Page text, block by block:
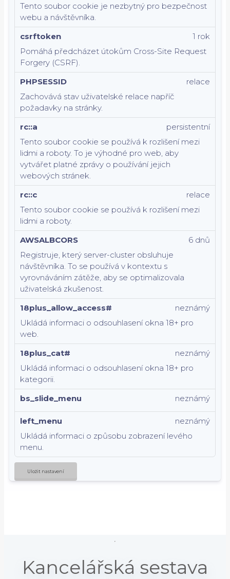
Tento soubor cookie je nezbytný pro bezpečnost
webu a návštěvníka.
csrftoken
Pomáhá předcházet útokům Cross-Site Request
Forgery (CSRF).
1 rok
PHPSESSID
Zachovává stav uživatelské relace napříč
požadavky na stránky.
relace
rc::a
Tento soubor cookie se používá k rozlišení mezi
lidmi a roboty. To je výhodné pro web, aby
vytvářet platné zprávy o používání jejich
webových stránek.
persistentní
rc::c
Tento soubor cookie se používá k rozlišení mezi
lidmi a roboty.
relace
AWSALBCORS
Registruje, který server-cluster obsluhuje
návštěvníka. To se používá v kontextu s
vyrovnáváním zátěže, aby se optimalizovala
uživatelská zkušenost.
6 dnů
18plus_allow_access#
Ukládá informaci o odsouhlasení okna 18+ pro
web.
neznámý
18plus_cat#
Ukládá informaci o odsouhlasení okna 18+ pro
kategorii.
neznámý
bs_slide_menu neznámý
left_menu
Ukládá informaci o způsobu zobrazení levého
menu.
neznámý
Uložit nastavení
Kancelářská sestava